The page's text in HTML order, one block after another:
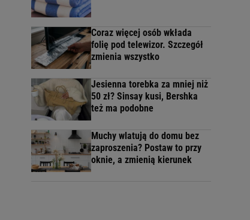
Coraz więcej osób wkłada
folię pod telewizor. Szczegół
zmienia wszystko
Jesienna torebka za mniej niż
50 zł? Sinsay kusi, Bershka
też ma podobne
Muchy wlatują do domu bez
zaproszenia? Postaw to przy
oknie, a zmienią kierunek